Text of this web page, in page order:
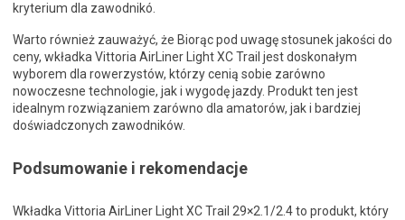
kryterium dla zawodnikó.
Warto również zauważyć, że Biorąc pod uwagę stosunek jakości do
ceny, wkładka Vittoria AirLiner Light XC Trail jest doskonałym
wyborem dla rowerzystów, którzy cenią sobie zarówno
nowoczesne technologie, jak i wygodę jazdy. Produkt ten jest
idealnym rozwiązaniem zarówno dla amatorów, jak i bardziej
doświadczonych zawodników.
Podsumowanie i rekomendacje
Wkładka Vittoria AirLiner Light XC Trail 29×2.1/2.4 to produkt, który